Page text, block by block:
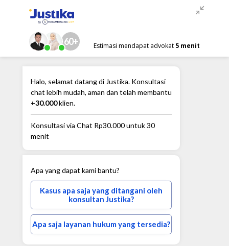
60+ Estimasi mendapat advokat 5 menit
Halo, selamat datang di Justika. Konsultasi
chat lebih mudah, aman dan telah membantu
+30.000klien.
Konsultasi via Chat Rp30.000untuk 30
menit
Apa yang dapat kami bantu?
Kasus apa saja yang ditangani oleh
konsultan Justika?
Apa saja layanan hukum yang tersedia?